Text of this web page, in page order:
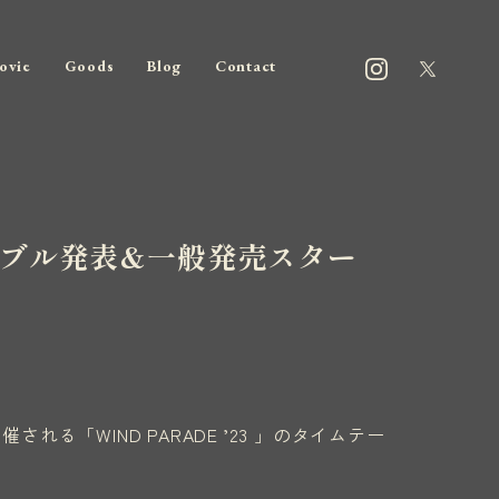
Goods Blog Contact
ル発表&一般発売スター
される「WIND PARADE ’23 」のタイムテー